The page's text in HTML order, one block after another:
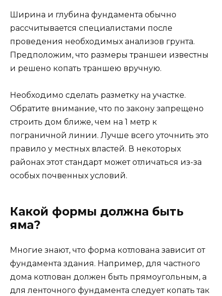
Ширина и глубина фундамента обычно
рассчитывается специалистами после
проведения необходимых анализов грунта.
Предположим, что размеры траншеи известны
и решено копать траншею вручную.
Необходимо сделать разметку на участке.
Обратите внимание, что по закону запрещено
строить дом ближе, чем на 1 метр к
пограничной линии. Лучше всего уточнить это
правило у местных властей. В некоторых
районах этот стандарт может отличаться из-за
особых почвенных условий.
Какой формы должна быть
яма?
Многие знают, что форма котлована зависит от
фундамента здания. Например, для частного
дома котлован должен быть прямоугольным, а
для ленточного фундамента следует копать так